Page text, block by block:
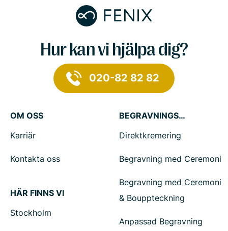
Hur kan vi hjälpa dig?
020-82 82 82
OM OSS
Karriär
Kontakta oss
HÄR FINNS VI
Stockholm
BEGRAVNINGSTJÄNSTER
Direktkremering
Begravning med Ceremoni
Begravning med Ceremoni
& Bouppteckning
Anpassad Begravning